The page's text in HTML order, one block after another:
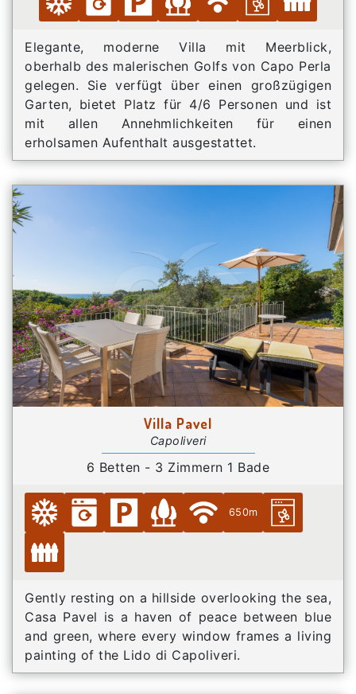
Elegante, moderne Villa mit Meerblick,
oberhalb des malerischen Golfs von Capo Perla
gelegen. Sie verfügt über einen großzügigen
Garten, bietet Platz für 4/6 Personen und ist
mit allen Annehmlichkeiten für einen
erholsamen Aufenthalt ausgestattet.
Villa Pavel
Capoliveri
6 Betten - 3 Zimmern 1 Bade
650m
Gently resting on a hillside overlooking the sea,
Casa Pavel is a haven of peace between blue
and green, where every window frames a living
painting of the Lido di Capoliveri.